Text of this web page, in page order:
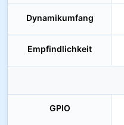
Dynamikumfang
Empfindlichkeit
GPIO